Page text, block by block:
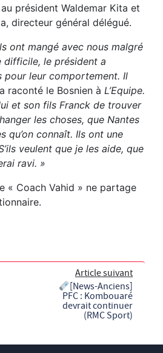
président Waldemar Kita et
directeur général délégué.
ont mangé avec nous malgré
le président a
pour leur comportement. Il
a raconté le Bosnien à L’Equipe.
et son fils Franck de trouver
les choses, que Nantes
qu’on connaît. Ils ont une
veulent que je les aide, que
ravi. »
« Coach Vahid » ne partage
Article suivant
[News-Anciens]
PFC : Kombouaré
devrait continuer
(RMC Sport)